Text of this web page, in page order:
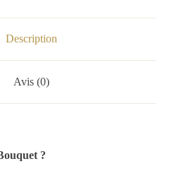
Description
Avis (0)
?